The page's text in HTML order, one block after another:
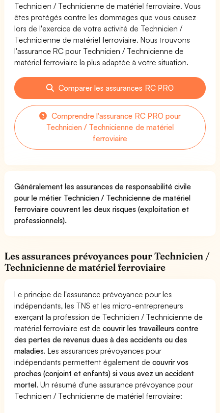
Technicien / Technicienne de matériel ferroviaire. Vous
êtes protégés contre les dommages que vous causez
lors de l'exercice de votre activité de Technicien /
Technicienne de matériel ferroviaire. Nous trouvons
l'assurance RC pour Technicien / Technicienne de
matériel ferroviaire la plus adaptée à votre situation.
Comparer les assurances RC PRO
Comprendre l'assurance RC PRO pour
Technicien / Technicienne de matériel
ferroviaire
Généralement les assurances de responsabilité civile
pour le métier Technicien / Technicienne de matériel
ferroviaire couvrent les deux risques (exploitation et
professionnels).
Les assurances prévoyances pour Technicien /
Technicienne de matériel ferroviaire
Le principe de l'assurance prévoyance pour les
indépendants, les TNS et les micro-entrepreneurs
exerçant la profession de Technicien / Technicienne de
matériel ferroviaire est decouvrir les travailleurs contre
des pertes de revenus dues à des accidents ou des
maladies. Les assurances prévoyances pour
indépendants permettent également decouvrir vos
proches (conjoint et enfants) si vous avez un accident
mortel. Un résumé d'une assurance prévoyance pour
Technicien / Technicienne de matériel ferroviaire: